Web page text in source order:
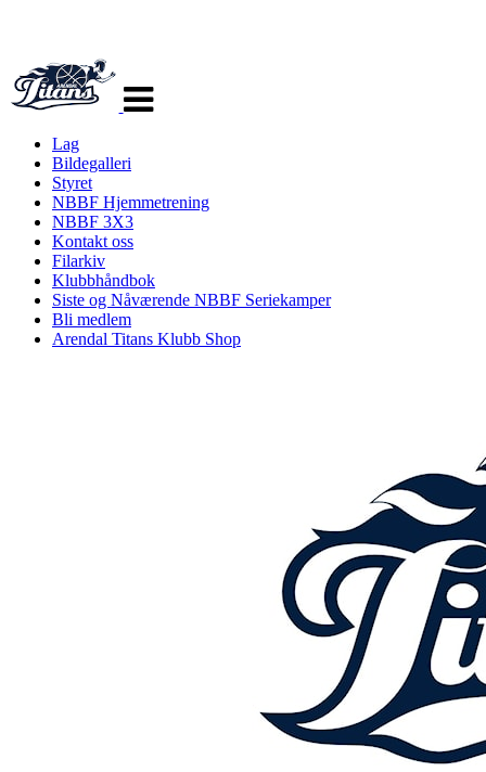
navigasjon
Lag
Bildegalleri
Styret
NBBF Hjemmetrening
NBBF 3X3
Kontakt oss
Filarkiv
Klubbhåndbok
Siste og Nåværende NBBF Seriekamper
Bli medlem
Arendal Titans Klubb Shop